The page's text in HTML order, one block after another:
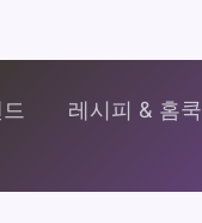
레시피 & 홈쿡